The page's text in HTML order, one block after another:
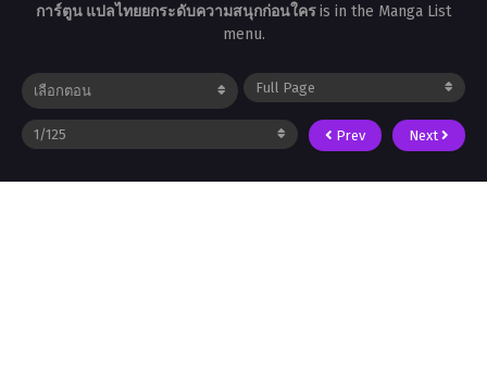
การ์ตูน แปลไทยยกระดับความสนุกก่อนใครis in the Manga List
menu.
Prev Next